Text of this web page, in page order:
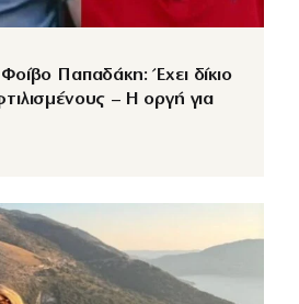
Φοίβο Παπαδάκη: Έχει δίκιο
– Η οργή για